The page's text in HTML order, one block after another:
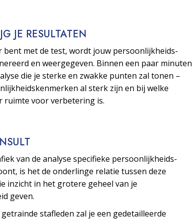
JE RESULTATEN
bent met de test, wordt jouw persoonlijkheids­
en weergegeven. Binnen een paar minuten
die je sterke en zwakke punten zal tonen –
al sterk zijn en bij welke
ruimte voor verbetering is.
van de analyse specifieke persoonlijkheids­
is het de onderlinge relatie tussen deze
inzicht in het grotere geheel van je
geven.
getrainde stafleden zal je een gedetailleerde